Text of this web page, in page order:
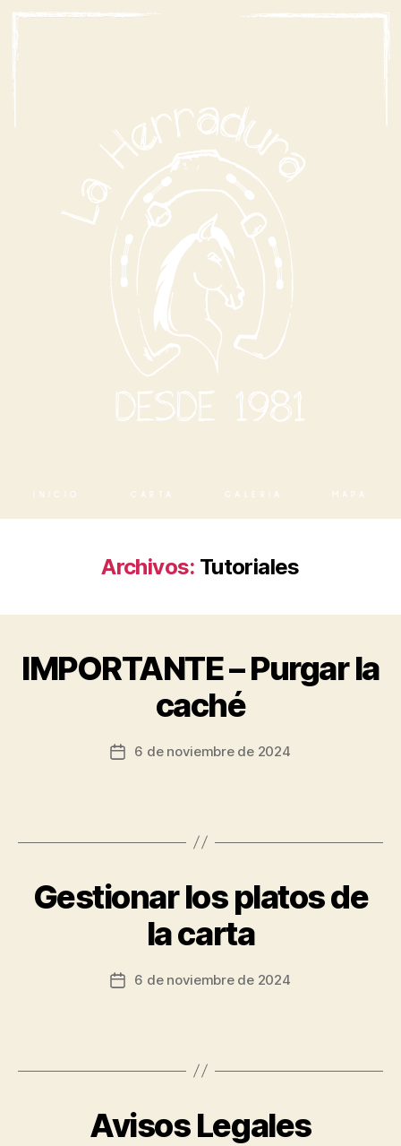
INICIO CARTA GALERÍA MAPA
Archivos: Tutoriales
IMPORTANTE – Purgar la
caché
6 de noviembre de 2024
Gestionar los platos de
la carta
6 de noviembre de 2024
Avisos Legales